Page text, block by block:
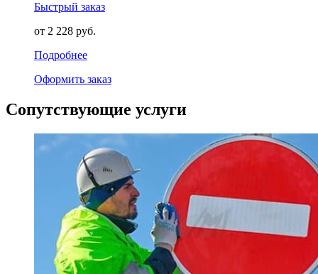
Быстрый заказ
от 2 228 руб.
Подробнее
Оформить заказ
Сопутствующие услуги